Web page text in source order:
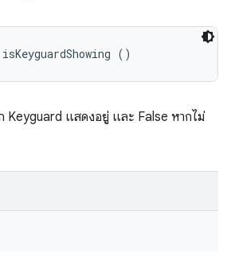
()
Keyguard แสดงอยู่ และ False หากไม่